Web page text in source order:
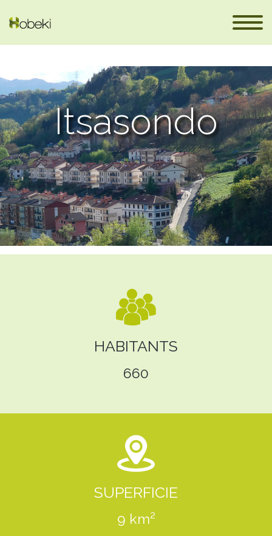
fr
Itsasondo
HABITANTS
660
SUPERFICIE
9 km²